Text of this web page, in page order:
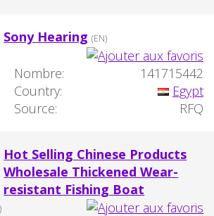
Sony Hearing (EN)
Nombre:
141715442
Country:
Egypt
Source:
RFQ
Hot Selling Chinese Products
Wholesale Thickened Wear-
resistant Fishing Boat